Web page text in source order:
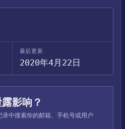
最后更新
2020年4月22日
影响？
录中搜索你的邮箱、手机号或用户